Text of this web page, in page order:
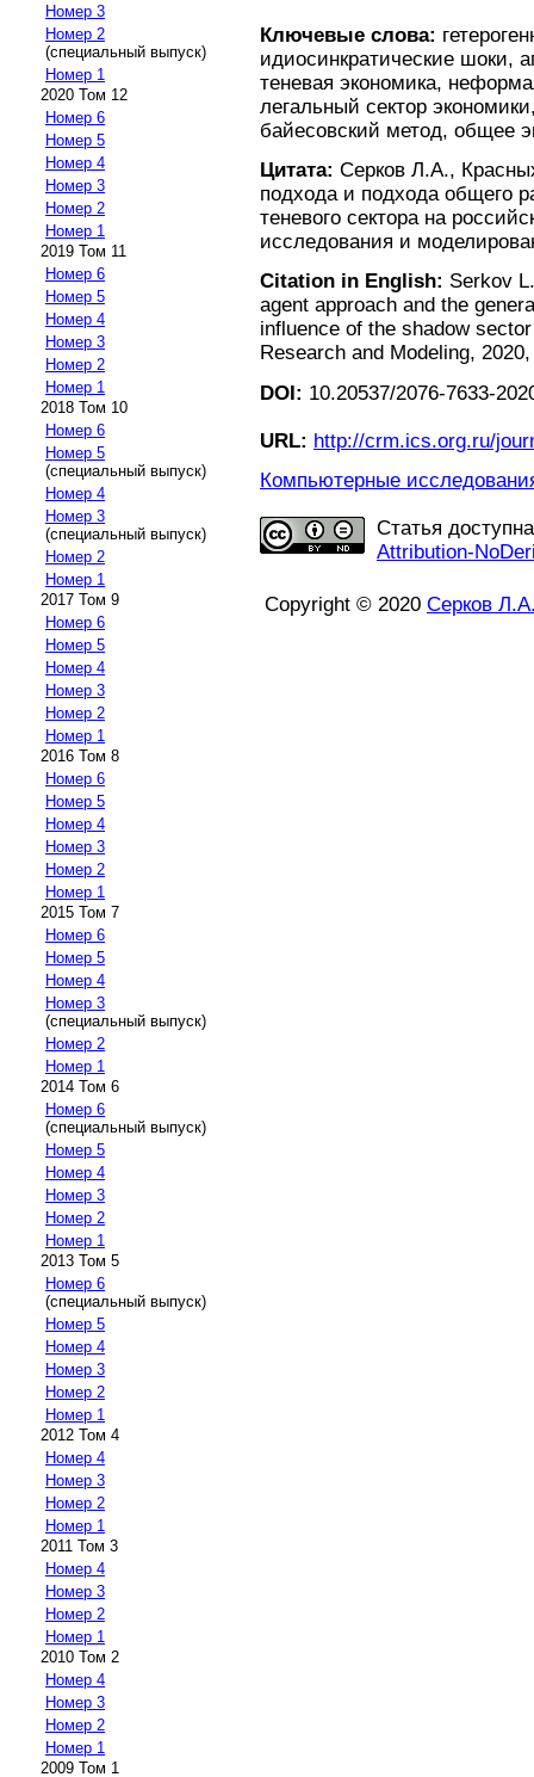
Номер 3
Номер 2
(специальный выпуск)
Номер 1
2020 Том 12
Номер 6
Номер 5
Номер 4
Номер 3
Номер 2
Номер 1
2019 Том 11
Номер 6
Номер 5
Номер 4
Номер 3
Номер 2
Номер 1
2018 Том 10
Номер 6
Номер 5
(специальный выпуск)
Номер 4
Номер 3
(специальный выпуск)
Номер 2
Номер 1
2017 Том 9
Номер 6
Номер 5
Номер 4
Номер 3
Номер 2
Номер 1
2016 Том 8
Номер 6
Номер 5
Номер 4
Номер 3
Номер 2
Номер 1
2015 Том 7
Номер 6
Номер 5
Номер 4
Номер 3
(специальный выпуск)
Номер 2
Номер 1
2014 Том 6
Номер 6
(специальный выпуск)
Номер 5
Номер 4
Номер 3
Номер 2
Номер 1
2013 Том 5
Номер 6
(специальный выпуск)
Номер 5
Номер 4
Номер 3
Номер 2
Номер 1
2012 Том 4
Номер 4
Номер 3
Номер 2
Номер 1
2011 Том 3
Номер 4
Номер 3
Номер 2
Номер 1
2010 Том 2
Номер 4
Номер 3
Номер 2
Номер 1
2009 Том 1
Ключевые слова:
идиосинкратические шоки,
теневая экономика,
легальный сектор
байесовский метод, общее
Цитата: Серков Л.А.,
подхода и подхода общего
теневого сектора на
исследования и
Citation in English: Serkov
agent approach and the
influence of the shadow
Research and Modeling,
DOI: 10.20537/2076-7633-
URL: http://crm.ics.org.ru/
Компьютерные
Статья
Attribution-
Copyright © 2020 Серков